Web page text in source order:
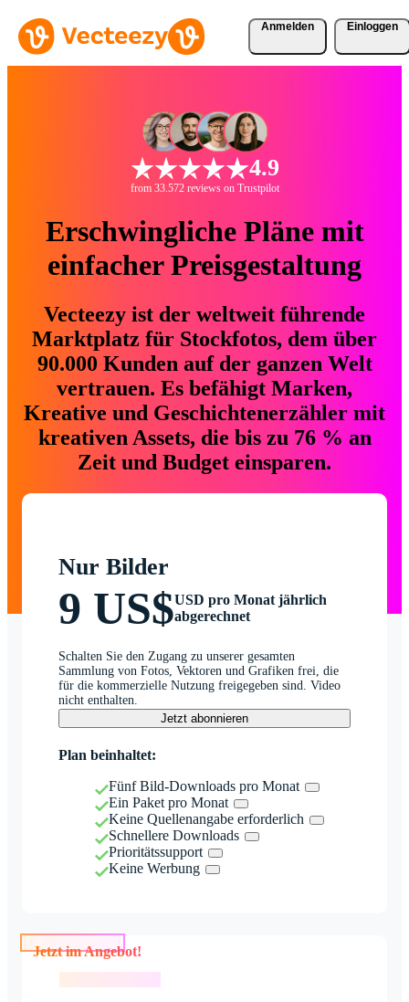
Anmelden Einloggen
4.9
from 33.572 reviews on Trustpilot
Erschwingliche Pläne mit
einfacher Preisgestaltung
Vecteezy ist der weltweit führende
Marktplatz für Stockfotos, dem über
90.000 Kunden auf der ganzen Welt
vertrauen. Es befähigt Marken,
Kreative und Geschichtenerzähler mit
kreativen Assets, die bis zu 76 % an
Zeit und Budget einsparen.
Nur Bilder
9 US$USD pro Monat jährlich
abgerechnet
Schalten Sie den Zugang zu unserer gesamten
Sammlung von Fotos, Vektoren und Grafiken frei, die
für die kommerzielle Nutzung freigegeben sind. Video
nicht enthalten.
Jetzt abonnieren
Plan beinhaltet:
Fünf Bild-Downloads pro Monat
Ein Paket pro Monat
Keine Quellenangabe erforderlich
Schnellere Downloads
Prioritätssupport
Keine Werbung
Jetzt im Angebot!